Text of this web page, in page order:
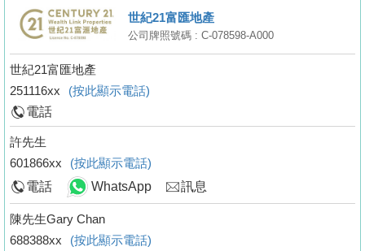
們
世紀21富匯地產
公司牌照號碼 : C-078598-A000
世紀21富匯地產
251116xx
(按此顯示電話)
電話
許先生
601866xx
(按此顯示電話)
電話
WhatsApp 訊息
陳先生Gary Chan
688388xx
(按此顯示電話)